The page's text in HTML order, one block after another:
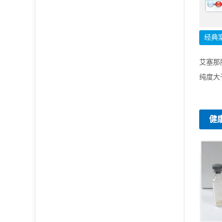
经典
艾塞
纯度大
健